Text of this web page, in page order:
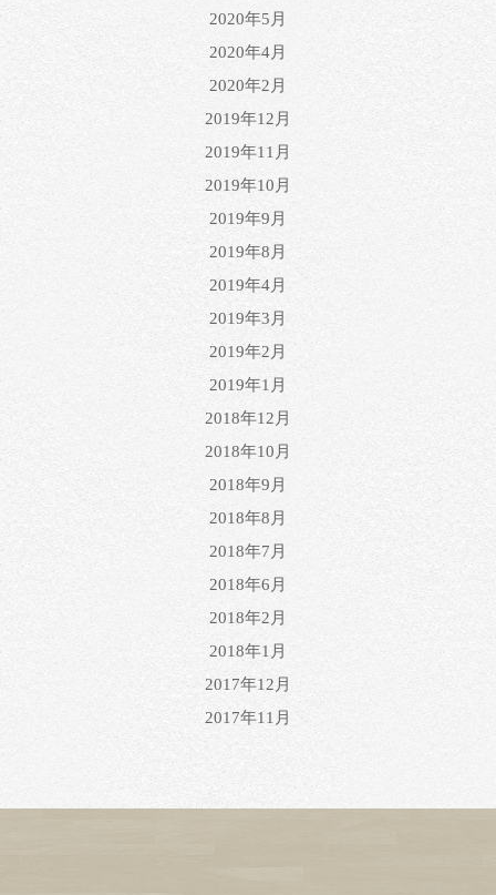
2020年5月
2020年4月
2020年2月
2019年12月
2019年11月
2019年10月
2019年9月
2019年8月
2019年4月
2019年3月
2019年2月
2019年1月
2018年12月
2018年10月
2018年9月
2018年8月
2018年7月
2018年6月
2018年2月
2018年1月
2017年12月
2017年11月